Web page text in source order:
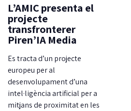
L’AMIC presenta el
projecte
transfronterer
Piren’IA Media
Es tracta d’un projecte
europeu per al
desenvolupament d’una
intel·ligència artificial per a
mitjans de proximitat en les